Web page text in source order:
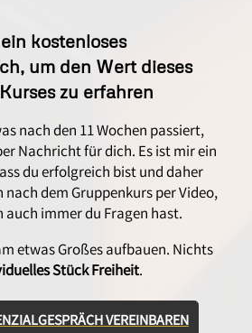
kostenloses
um den Wert dieses
zu erfahren
nach den 11 Wochen passiert,
Nachricht für dich. Es ist mir ein
du erfolgreich bist und daher
dem Gruppenkurs per Video,
auch immer du Fragen hast.
etwas Großes aufbauen. Nichts
Stück Freiheit.
VEREINBAREN